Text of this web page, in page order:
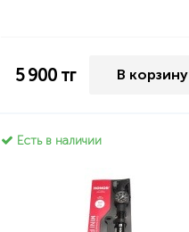
5 900тг В корзину
Есть в наличии